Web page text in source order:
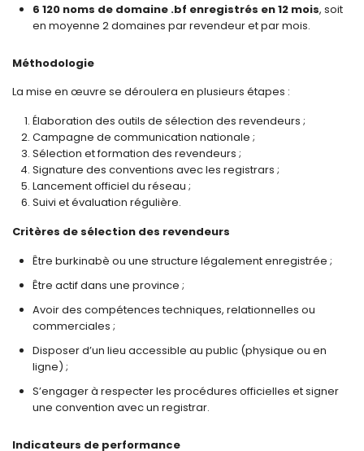
6 120 noms de domaine .bf enregistrés en 12 mois, soit
en moyenne 2 domaines par revendeur et par mois.
Méthodologie
La mise en œuvre se déroulera en plusieurs étapes :
Élaboration des outils de sélection des revendeurs ;
Campagne de communication nationale ;
Sélection et formation des revendeurs ;
Signature des conventions avec les registrars ;
Lancement officiel du réseau ;
Suivi et évaluation régulière.
Critères de sélection des revendeurs
Être burkinabè ou une structure légalement enregistrée ;
Être actif dans une province ;
Avoir des compétences techniques, relationnelles ou
commerciales ;
Disposer d’un lieu accessible au public (physique ou en
ligne) ;
S’engager à respecter les procédures officielles et signer
une convention avec un registrar.
Indicateurs de performance